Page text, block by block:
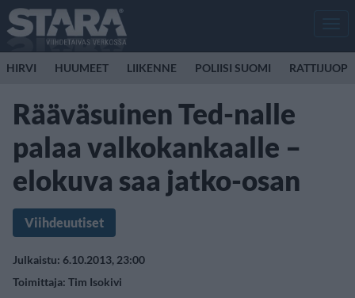
HIRVI HUUMEET LIIKENNE POLIISI SUOMI
Rääväsuinen Ted-nalle
palaa valkokankaalle –
elokuva saa jatko-osan
Viihdeuutiset
Julkaistu: 6.10.2013, 23:00
Toimittaja: Tim Isokivi